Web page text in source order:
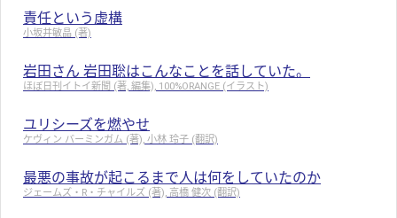
責任という虚構
小坂井敏晶 (著)
岩田さん 岩田聡はこんなことを話していた。
ほぼ日刊イトイ新聞 (著, 編集), 100%ORANGE (イラスト)
ユリシーズを燃やせ
ケヴィン バーミンガム (著), 小林 玲子 (翻訳)
最悪の事故が起こるまで人は何をしていたのか
ジェームズ・R・チャイルズ (著), 高橋 健次 (翻訳)